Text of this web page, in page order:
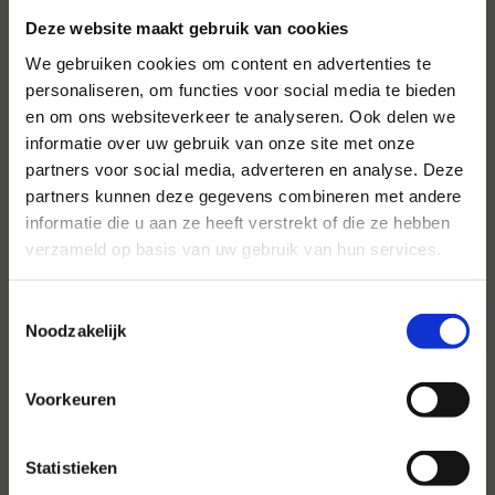
Deze website maakt gebruik van cookies
We gebruiken cookies om content en advertenties te
personaliseren, om functies voor social media te bieden
en om ons websiteverkeer te analyseren. Ook delen we
informatie over uw gebruik van onze site met onze
partners voor social media, adverteren en analyse. Deze
partners kunnen deze gegevens combineren met andere
informatie die u aan ze heeft verstrekt of die ze hebben
verzameld op basis van uw gebruik van hun services.
Noodzakelijk
Voorkeuren
Statistieken
Voor al uw evenementen en
partijen
Hansen Evenementen is uw partner voor
evenementen van groot tot klein.